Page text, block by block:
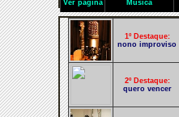
Ver página Música
1º Destaque:
nono improviso
2º Destaque:
quero vencer